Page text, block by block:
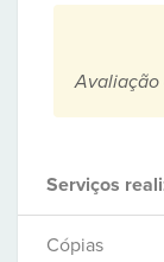
Avaliação
Serviços
Cópias